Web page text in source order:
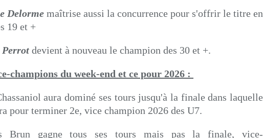
Delorme maîtrise aussi la concurrence pour s'offrir le titre en
19 et +
Perrot devient à nouveau le champion des 30 et +.
champions du week-end et ce pour 2026 :
aura dominé ses tours jusqu'à la finale dans laquelle
pour terminer 2e, vice champion 2026 des U7.
Brun gagne tous ses tours mais pas la finale, vice-